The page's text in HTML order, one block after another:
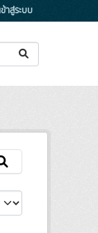
เข้าสู่ระบบ